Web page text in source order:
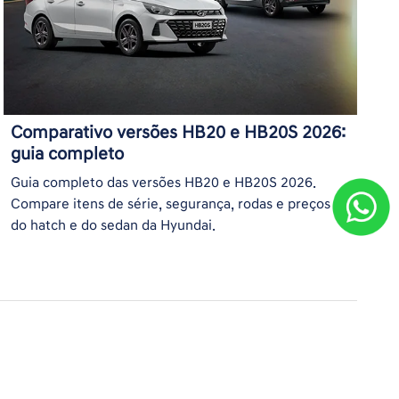
Comparativo versões HB20 e HB20S 2026:
guia completo
Guia completo das versões HB20 e HB20S 2026.
Compare itens de série, segurança, rodas e preços
do hatch e do sedan da Hyundai.